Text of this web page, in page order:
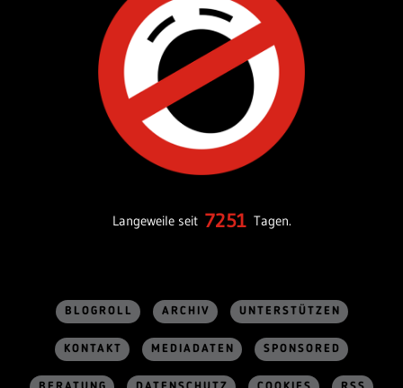
Langeweile seit 7251 Tagen.
BLOGROLL ARCHIV UNTERSTÜTZEN
KONTAKT MEDIADATEN SPONSORED